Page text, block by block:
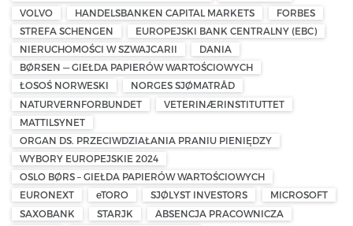
VOLVO
HANDELSBANKEN CAPITAL MARKETS
FORBES
STREFA SCHENGEN
EUROPEJSKI BANK CENTRALNY (EBC)
NIERUCHOMOŚCI W SZWAJCARII
DANIA
BØRSEN — GIEŁDA PAPIERÓW WARTOŚCIOWYCH
ŁOSOŚ NORWESKI
NORGES SJØMATRÅD
NATURVERNFORBUNDET
VETERINÆRINSTITUTTET
MATTILSYNET
ORGAN DS. PRZECIWDZIAŁANIA PRANIU PIENIĘDZY
WYBORY EUROPEJSKIE 2024
OSLO BØRS – GIEŁDA PAPIERÓW WARTOŚCIOWYCH
EURONEXT
eTORO SJØLYST INVESTORS
MICROSOFT
SAXOBANK
STARJK
ABSENCJA PRACOWNICZA